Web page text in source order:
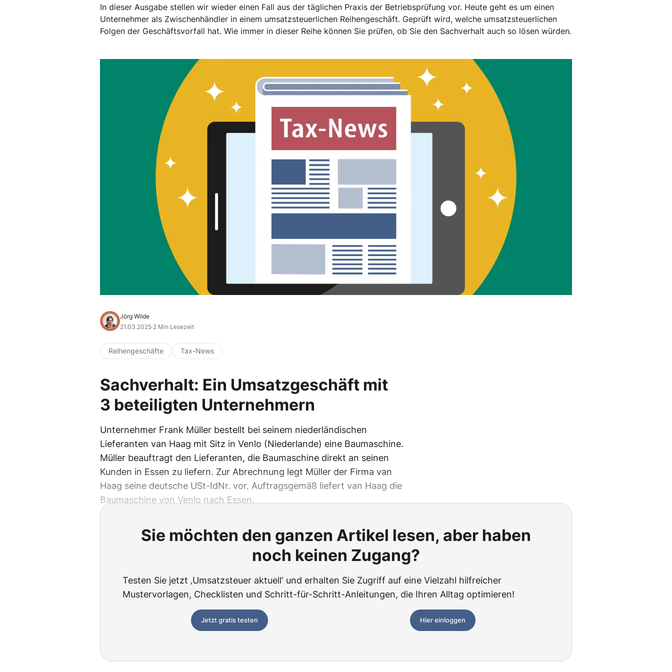
In dieser Ausgabe stellen wir wieder einen Fall aus der täglichen Praxis der Betriebsprüfung vor. Heute geht es um einen
Unternehmer als Zwischenhändler in einem umsatzsteuerlichen Reihengeschäft. Geprüft wird, welche umsatzsteuerlichen
Folgen der Geschäftsvorfall hat. Wie immer in dieser Reihe können Sie prüfen, ob Sie den Sachverhalt auch so lösen würden.
Jörg Wilde
21.03.2025·2 Min Lesezeit
Reihengeschäfte Tax-News
Sachverhalt: Ein Umsatzgeschäft mit
3 beteiligten Unternehmern
Unternehmer Frank Müller bestellt bei seinem niederländischen
Lieferanten van Haag mit Sitz in Venlo (Niederlande) eine Baumaschine.
Müller beauftragt den Lieferanten, die Baumaschine direkt an seinen
Kunden in Essen zu liefern. Zur Abrechnung legt Müller der Firma van
Haag seine deutsche USt-IdNr. vor. Auftragsgemäß liefert van Haag die
Baumaschine von Venlo nach Essen.
Sie möchten den ganzen Artikel lesen, aber haben
noch keinen Zugang?
Testen Sie jetzt ‚Umsatzsteuer aktuell‘ und erhalten Sie Zugriff auf eine Vielzahl hilfreicher
Mustervorlagen, Checklisten und Schritt-für-Schritt-Anleitungen, die Ihren Alltag optimieren!
Jetzt gratis testen Hier einloggen